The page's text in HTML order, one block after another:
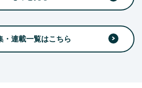
・連載一覧はこちら